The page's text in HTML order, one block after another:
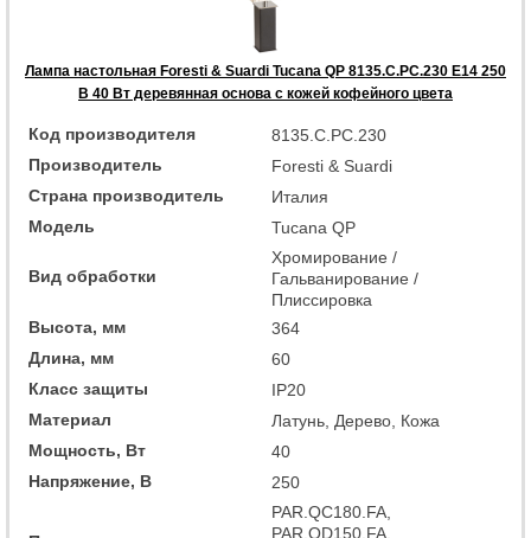
Лампа настольная Foresti & Suardi Tucana QP 8135.C.PC.230 E14 250
В 40 Вт деревянная основа с кожей кофейного цвета
Код производителя
8135.C.PC.230
Производитель
Foresti & Suardi
Страна производитель
Италия
Модель
Tucana QP
Вид обработки
Хромирование /
Гальванирование /
Плиссировка
Высота, мм
364
Длина, мм
60
Класс защиты
IP20
Материал
Латунь, Дерево, Кожа
Мощность, Вт
40
Напряжение, В
250
PAR.QC180.FA,
PAR.QD150.FA,